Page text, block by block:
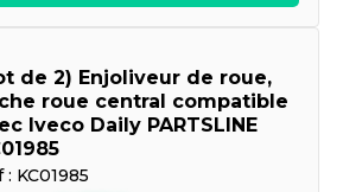
de 2) Enjoliveur de roue,
roue central compatible
Iveco Daily PARTSLINE
: KC01985